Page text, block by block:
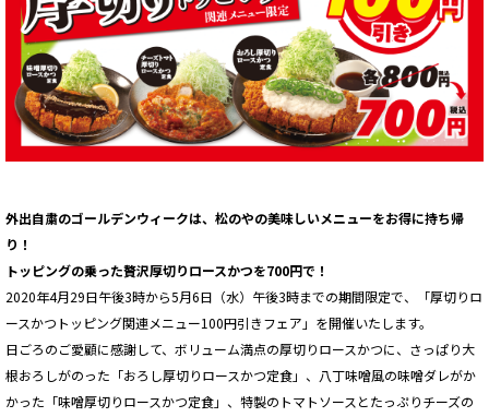
外出自粛のゴールデンウィークは、松のやの美味しいメニューをお得に持ち帰
り！
トッピングの乗った贅沢厚切りロースかつを700円で！
2020年4月29日午後3時から5月6日（水）午後3時までの期間限定で、「厚切りロ
ースかつトッピング関連メニュー100円引きフェア」を開催いたします。
日ごろのご愛顧に感謝して、ボリューム満点の厚切りロースかつに、さっぱり大
根おろしがのった「おろし厚切りロースかつ定食」、八丁味噌風の味噌ダレがか
かった「味噌厚切りロースかつ定食」、特製のトマトソースとたっぷりチーズの